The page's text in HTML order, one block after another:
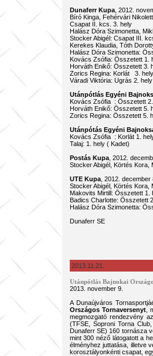
Dunaferr Kupa, 2012.
Bíró Kinga, Fehérvári
Csapat II. kcs. 3. hely
Halász Dóra Szimonetta,
Stocker Abigél: Csapat III.
Kerekes Klaudia, Tóth
Halász Dóra Szimonetta:
Kovács Zsófia: Összetett 1.
Horváth Enikő:
Zorics Regina: Korlát 3. hely
Váradi Viktória: Ugrás 2. hely
Utánpótlás Egyéni
Kovács Zsófia : Összetett
Horváth Enikő: Összetett 5.
Zorics Regina: Összetett 5.
Utánpótás Egyéni
Kovács Zsófia : Korlát 1.
Talaj: 1. hely ( Kadet)
Postás Kupa, 2012.
Stocker Abigél, Körtés
UTE Kupa, 2012. december
Stocker Abigél, Körtés Kora,
Makovits Mirtill: Összetett 1.
Badics Charlotte: Összetett
Halász Dóra Szimonetta:
Dunaferr SE
2013.11.21.
Utánpótlás Bajnokai
2013. november 9.
A Dunaújváros
Országos Tornaversenyt,
megmozgató rendezvény
(TFSE, Soproni Torna
Dunaferr SE) 160 tornásza
mint 300 néző látogatott a
élményhez juttatása, illetve
korosztályonkénti csapat,